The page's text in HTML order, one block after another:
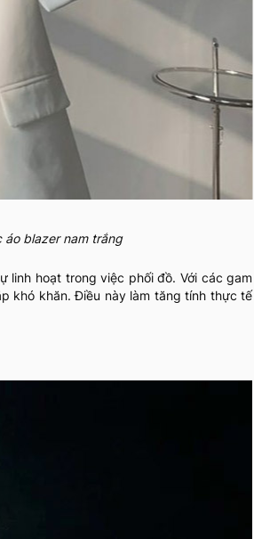
áo blazer nam trắng
linh hoạt trong việc phối đồ. Với các gam
khó khăn. Điều này làm tăng tính thực tế